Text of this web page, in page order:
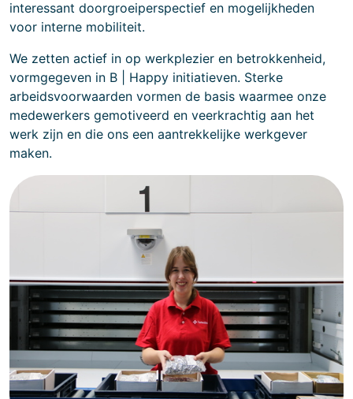
interessant doorgroeiperspectief en mogelijkheden
voor interne mobiliteit.
We zetten actief in op werkplezier en betrokkenheid,
vormgegeven in B | Happy initiatieven. Sterke
arbeidsvoorwaarden vormen de basis waarmee onze
medewerkers gemotiveerd en veerkrachtig aan het
werk zijn en die ons een aantrekkelijke werkgever
maken.